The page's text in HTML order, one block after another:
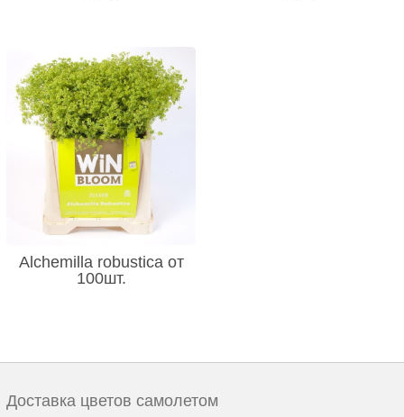
Alchemilla robustica от
100шт.
Доставка цветов самолетом